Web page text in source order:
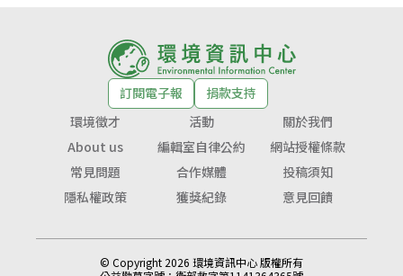
訂閱電子報
捐款支持
環境徵才
活動
關於我們
About us
編輯室自律公約
網站授權條款
常見問題
合作媒體
投稿須知
隱私權政策
獲獎紀錄 意見回饋
© Copyright 2026 環境資訊中心 版權所有